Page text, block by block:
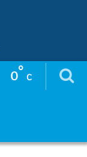
0° C